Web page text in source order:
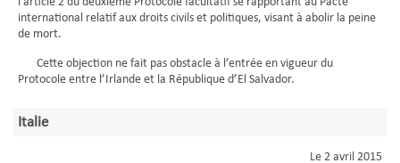
international relatif aux droits civils et politiques, visant à abolir la peine
de mort.
Cette objection ne fait pas obstacle à l’entrée en vigueur du
Protocole entre l’Irlande et la République d’El Salvador.
Italie
Le 2 avril 2015